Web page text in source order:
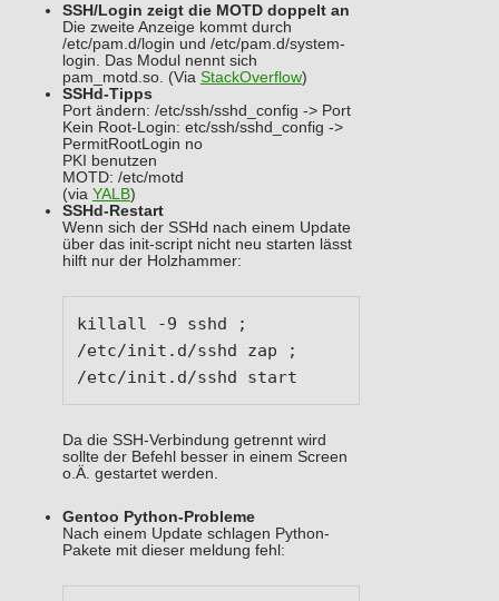
SSH/Login zeigt die MOTD doppelt an
Die zweite Anzeige kommt durch
/etc/pam.d/login und /etc/pam.d/system-
login. Das Modul nennt sich
pam_motd.so. (Via StackOverflow)
SSHd-Tipps
Port ändern: /etc/ssh/sshd_config -> Port
Kein Root-Login: etc/ssh/sshd_config ->
PermitRootLogin no
PKI benutzen
MOTD: /etc/motd
(via YALB)
SSHd-Restart
Wenn sich der SSHd nach einem Update
über das init-script nicht neu starten lässt
hilft nur der Holzhammer:
killall -9 sshd ;
/etc/init.d/sshd zap ;
/etc/init.d/sshd start
Da die SSH-Verbindung getrennt wird
sollte der Befehl besser in einem Screen
o.Ä. gestartet werden.
Gentoo Python-Probleme
Nach einem Update schlagen Python-
Pakete mit dieser meldung fehl: